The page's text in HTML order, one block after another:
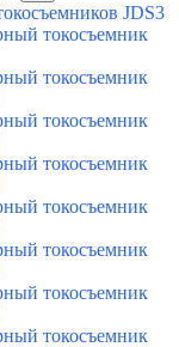
JDS3
токосъемник
токосъемник
токосъемник
токосъемник
токосъемник
токосъемник
токосъемник
токосъемник